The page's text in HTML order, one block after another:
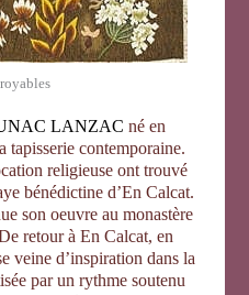
LANZAC né en
tapisserie contemporaine.
religieuse ont trouvé
bénédictine d’En Calcat.
son oeuvre au monastère
retour à En Calcat, en
veine d’inspiration dans la
par un rythme soutenu